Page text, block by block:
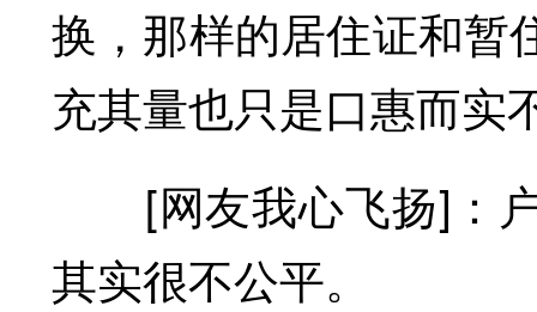
换，那样的居住证和暂
充其量也只是口惠而实
[网友我心飞扬]：户
其实很不公平。